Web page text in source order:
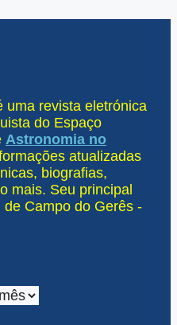
uma revista eletrónica
do Espaço
Astronomia no
atualizadas
biografias,
mais. Seu principal
Campo do Gerês -